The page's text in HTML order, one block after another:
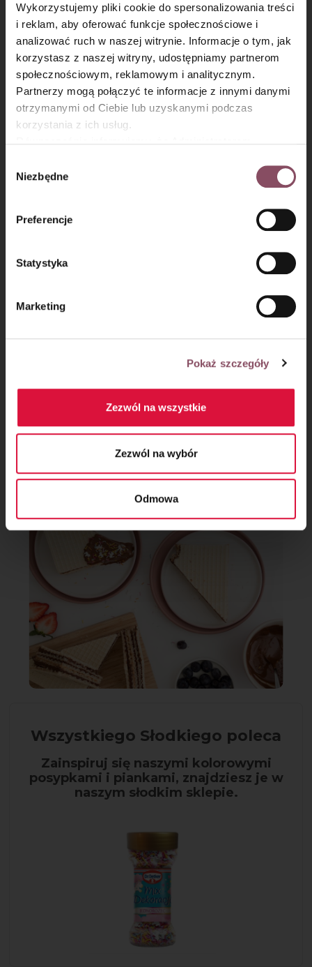
Wykorzystujemy pliki cookie do spersonalizowania treści
i reklam, aby oferować funkcje społecznościowe i
analizować ruch w naszej witrynie. Informacje o tym, jak
korzystasz z naszej witryny, udostępniamy partnerom
społecznościowym, reklamowym i analitycznym.
Partnerzy mogą połączyć te informacje z innymi danymi
otrzymanymi od Ciebie lub uzyskanymi podczas
korzystania z ich usług.
Gdańsk (80-339) adres: Dickmana 14/15 więcej
informacji o przetwarzaniu danych osobowych oraz
Polityce
prywatności.
zgody
Niezbędne
Preferencje
Statystyka
Marketing
Pokaż szczegóły
Zezwól na wszystkie
Zezwól na wybór
Odmowa
Krok 6
Dekoracja:
Krok 7
Wafle podawaj z rozpuszczoną czekoladą i kolorową posypką
oraz ulubionymi owocami.
Wszystkiego Słodkiego poleca
Zainspiruj się naszymi kolorowymi
posypkami i piankami, znajdziesz je w
naszym słodkim sklepie.
×